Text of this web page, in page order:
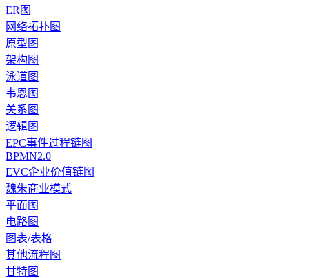
ER图
网络拓扑图
原型图
架构图
泳道图
韦恩图
关系图
逻辑图
EPC事件过程链图
BPMN2.0
EVC企业价值链图
魏朱商业模式
平面图
电路图
图表/表格
其他流程图
甘特图